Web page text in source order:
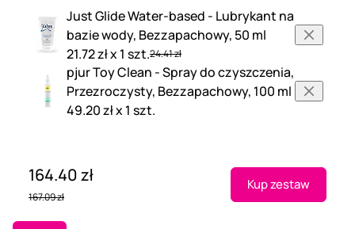
Just Glide Water-based - Lubrykant na
bazie wody, Bezzapachowy, 50 ml
21.72 zł x 1 szt.24.41 zł
pjur Toy Clean - Spray do czyszczenia,
Przezroczysty, Bezzapachowy, 100 ml
49.20 zł x 1 szt.
164.40 zł
167.09 zł
Kup zestaw